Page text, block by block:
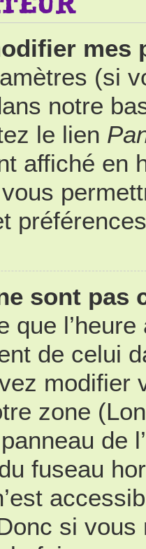
mes
(si
notre
le lien
affiché en
sont pas
que
de celui
modifier
zone
de
fuseau
si vous